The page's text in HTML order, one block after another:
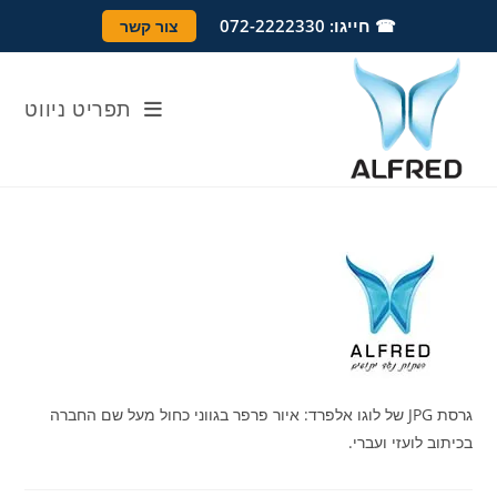
content
☎ חייגו: 072-2222330 צור קשר
תפריט ניווט
גרסת JPG של לוגו אלפרד: איור פרפר בגווני כחול מעל שם החברה
בכיתוב לועזי ועברי.